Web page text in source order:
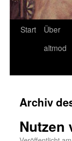
Start
Über
altmod
Archiv